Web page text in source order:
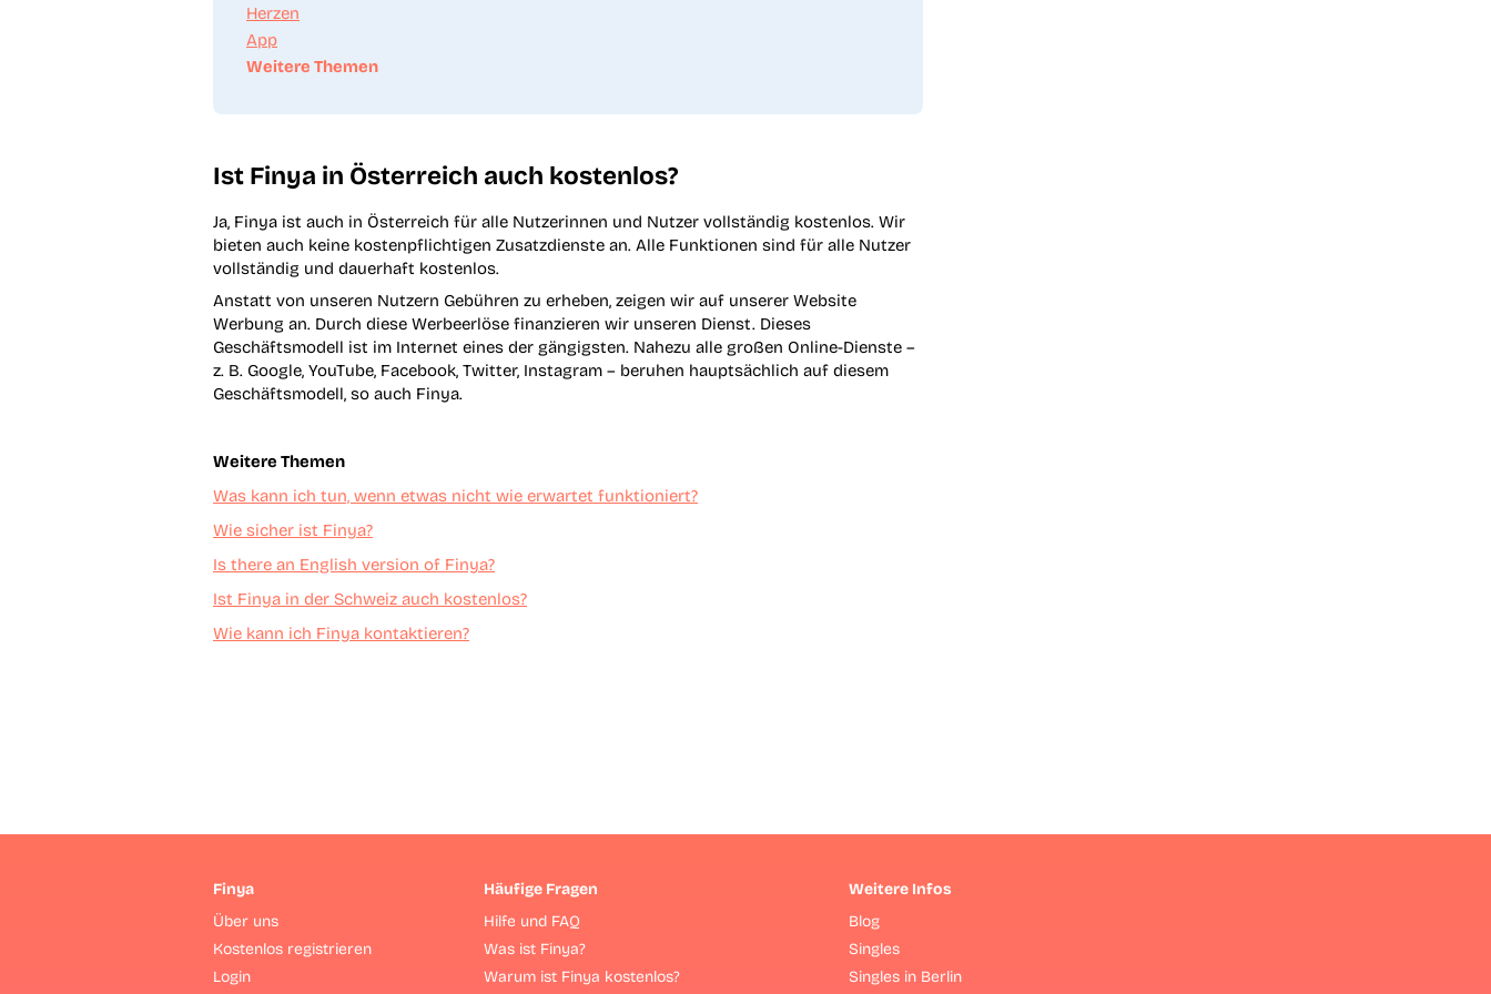
Herzen
App
Weitere Themen
Ist Finya in Österreich auch kostenlos?
Ja, Finya ist auch in Österreich für alle Nutzerinnen und Nutzer vollständig kostenlos. Wir
bieten auch keine kostenpflichtigen Zusatzdienste an. Alle Funktionen sind für alle Nutzer
vollständig und dauerhaft kostenlos.
Anstatt von unseren Nutzern Gebühren zu erheben, zeigen wir auf unserer Website
Werbung an. Durch diese Werbeerlöse finanzieren wir unseren Dienst. Dieses
Geschäftsmodell ist im Internet eines der gängigsten. Nahezu alle großen Online-Dienste –
z. B. Google, YouTube, Facebook, Twitter, Instagram – beruhen hauptsächlich auf diesem
Geschäftsmodell, so auch Finya.
Weitere Themen
Was kann ich tun, wenn etwas nicht wie erwartet funktioniert?
Wie sicher ist Finya?
Is there an English version of Finya?
Ist Finya in der Schweiz auch kostenlos?
Wie kann ich Finya kontaktieren?
Finya
Über uns
Kostenlos registrieren
Login
Häufige Fragen
Hilfe und FAQ
Was ist Finya?
Warum ist Finya kostenlos?
Weitere Infos
Blog
Singles
Singles in Berlin